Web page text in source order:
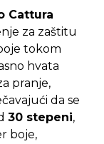
Cattura
za zaštitu
tokom
hvata
pranje,
da se
30 stepeni,
boje,